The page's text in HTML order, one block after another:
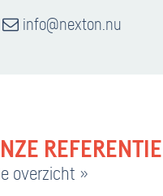
info@nexton.nu
overzicht »